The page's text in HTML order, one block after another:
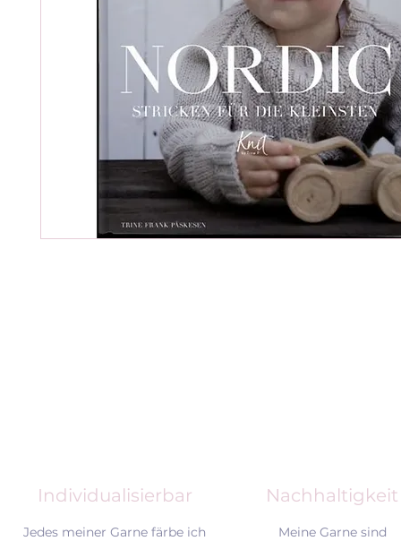
Individualisierbar Nachhaltigkeit
Jedes meiner Garne färbe ich
Meine Garne sind